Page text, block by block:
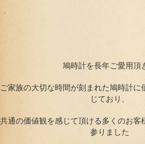
鳩時計を長年ご愛用頂
ご家族の大切な時間が刻まれた鳩時計
じており、
共通の価値観を感じて頂ける多くのお客
参りました